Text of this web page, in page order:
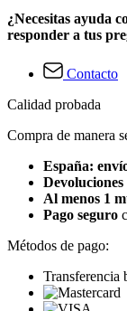
¿Necesitas ayuda
responder a tus
Contacto
Calidad probada
Compra de manera
España:
Al menos 1
Pago seguro
Métodos de pago:
Transferencia